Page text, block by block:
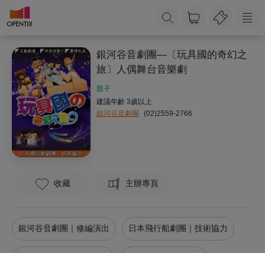
銀河谷音劇團—〔玩具國的奇幻之
旅〕人偶舞台音樂劇
親子
建議年齡 3歲以上
銀河谷音劇團
(02)2559-2766
收藏 主辦專頁
銀河谷音劇團｜修編演出 日本飛行船劇團｜技術協力